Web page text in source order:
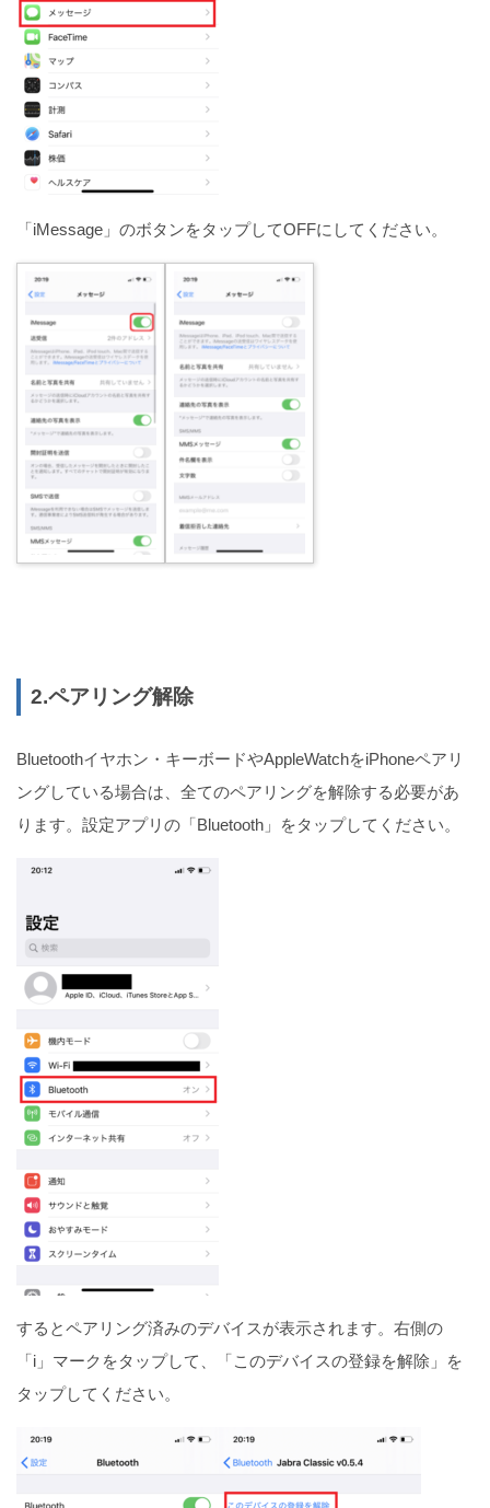
「iMessage」のボタンをタップしてOFFにしてください。
2.ペアリング解除
Bluetoothイヤホン・キーボードやAppleWatchをiPhoneペアリ
ングしている場合は、全てのペアリングを解除する必要があ
ります。設定アプリの「Bluetooth」をタップしてください。
するとペアリング済みのデバイスが表示されます。右側の
「i」マークをタップして、「このデバイスの登録を解除」を
タップしてください。